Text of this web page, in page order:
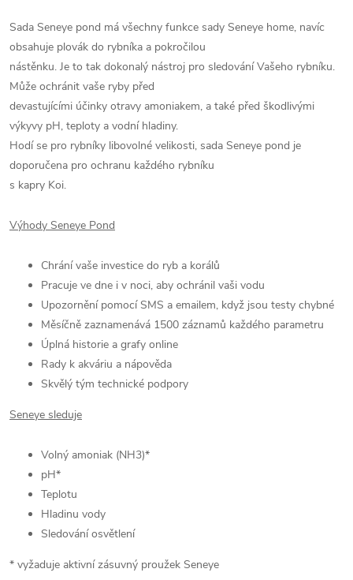
Sada Seneye pond má všechny funkce sady Seneye home, navíc
obsahuje plovák do rybníka a pokročilou
nástěnku. Je to tak dokonalý nástroj pro sledování Vašeho rybníku.
Může ochránit vaše ryby před
devastujícími účinky otravy amoniakem, a také před škodlivými
výkyvy pH, teploty a vodní hladiny.
Hodí se pro rybníky libovolné velikosti, sada Seneye pond je
doporučena pro ochranu každého rybníku
s kapry Koi.
Výhody Seneye Pond
Chrání vaše investice do ryb a korálů
Pracuje ve dne i v noci, aby ochránil vaši vodu
Upozornění pomocí SMS a emailem, když jsou testy chybné
Měsíčně zaznamenává 1500 záznamů každého parametru
Úplná historie a grafy online
Rady k akváriu a nápověda
Skvělý tým technické podpory
Seneye sleduje
Volný amoniak (NH3)*
pH*
Teplotu
Hladinu vody
Sledování osvětlení
* vyžaduje aktivní zásuvný proužek Seneye